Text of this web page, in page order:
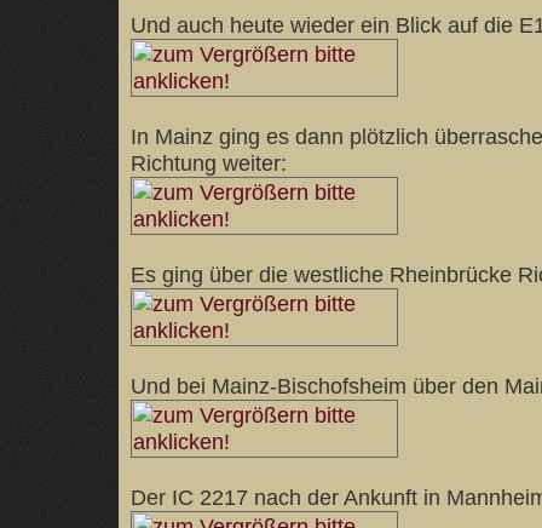
Und auch heute wieder ein Blick auf die
In Mainz ging es dann plötzlich
Richtung weiter:
Es ging über die westliche Rheinbrücke
Und bei Mainz-Bischofsheim über den
Der IC 2217 nach der Ankunft in